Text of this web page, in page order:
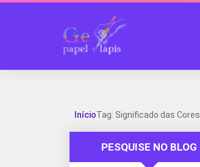
InícioTag: Significado das Cores
PESQUISE NO BLOG